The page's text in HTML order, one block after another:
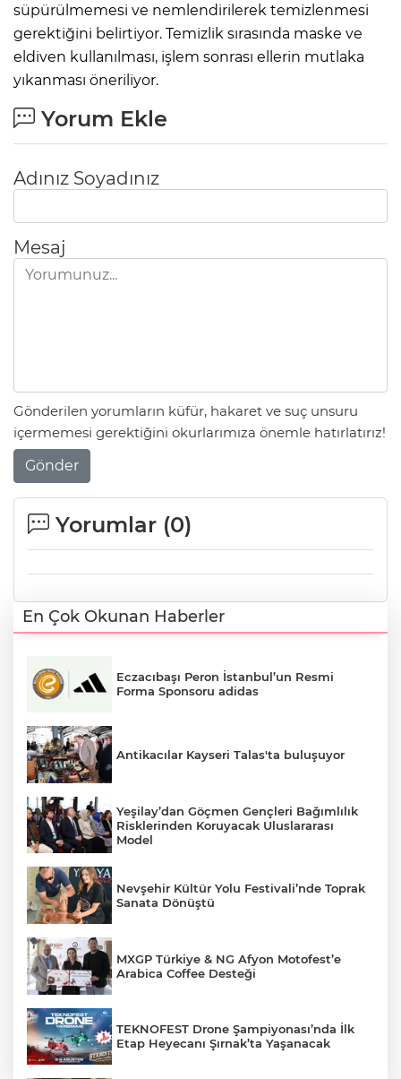
süpürülmemesi ve nemlendirilerek temizlenmesi
gerektiğini belirtiyor. Temizlik sırasında maske ve
eldiven kullanılması, işlem sonrası ellerin mutlaka
yıkanması öneriliyor.
Yorum Ekle
Adınız Soyadınız
Mesaj
Gönderilen yorumların küfür, hakaret ve suç unsuru
içermemesi gerektiğini okurlarımıza önemle hatırlatırız!
Gönder
Yorumlar (0)
En Çok Okunan Haberler
Eczacıbaşı Peron İstanbul’un Resmi
Forma Sponsoru adidas
Antikacılar Kayseri Talas'ta buluşuyor
Yeşilay’dan Göçmen Gençleri Bağımlılık
Risklerinden Koruyacak Uluslararası
Model
Nevşehir Kültür Yolu Festivali’nde Toprak
Sanata Dönüştü
MXGP Türkiye & NG Afyon Motofest’e
Arabica Coffee Desteği
TEKNOFEST Drone Şampiyonası’nda İlk
Etap Heyecanı Şırnak’ta Yaşanacak